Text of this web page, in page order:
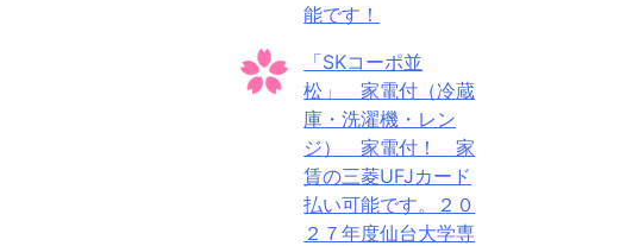
能です！
「SKコーポ並
松」 家電付（冷蔵
庫・洗濯機・レン
ジ） 家電付！ 家
賃の三菱UFJカード
払い可能です。２０
２７年度仙台大学専